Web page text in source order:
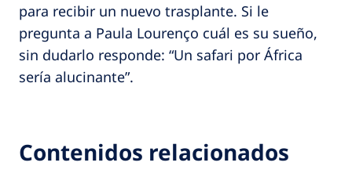
para recibir un nuevo trasplante. Si le
pregunta a Paula Lourenço cuál es su sueño,
sin dudarlo responde: “Un safari por África
sería alucinante”.
Contenidos relacionados